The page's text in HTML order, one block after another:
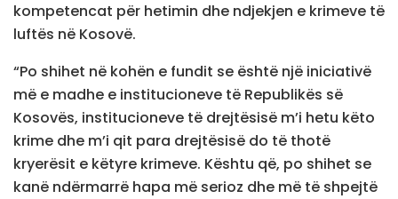
kompetencat për hetimin dhe ndjekjen e krimeve të
luftës në Kosovë.
“Po shihet në kohën e fundit se është një iniciativë
më e madhe e institucioneve të Republikës së
Kosovës, institucioneve të drejtësisë m’i hetu këto
krime dhe m’i qit para drejtësisë do të thotë
kryerësit e këtyre krimeve. Kështu që, po shihet se
kanë ndërmarrë hapa më serioz dhe më të shpejtë